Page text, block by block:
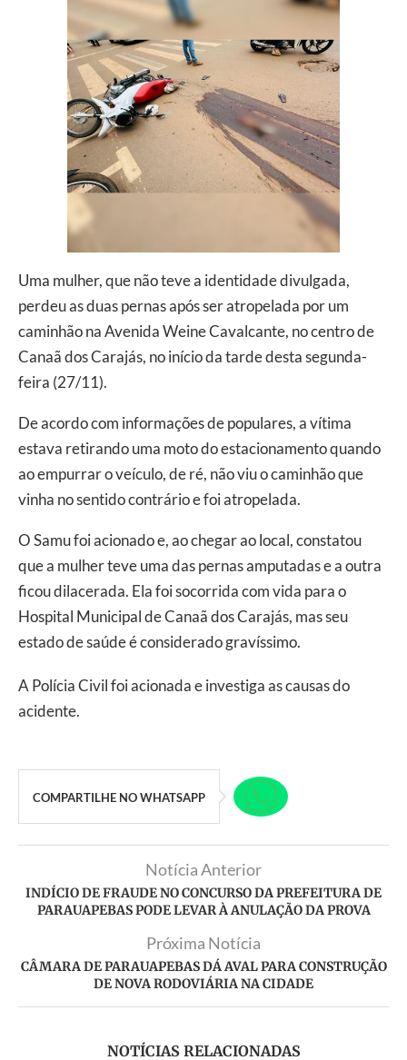
Uma mulher, que não teve a identidade divulgada,
perdeu as duas pernas após ser atropelada por um
caminhão na Avenida Weine Cavalcante, no centro de
Canaã dos Carajás, no início da tarde desta segunda-
feira (27/11).
De acordo com informações de populares, a vítima
estava retirando uma moto do estacionamento quando
ao empurrar o veículo, de ré, não viu o caminhão que
vinha no sentido contrário e foi atropelada.
O Samu foi acionado e, ao chegar ao local, constatou
que a mulher teve uma das pernas amputadas e a outra
ficou dilacerada. Ela foi socorrida com vida para o
Hospital Municipal de Canaã dos Carajás, mas seu
estado de saúde é considerado gravíssimo.
A Polícia Civil foi acionada e investiga as causas do
acidente.
COMPARTILHE NO WHATSAPP
Notícia Anterior
INDÍCIO DE FRAUDE NO CONCURSO DA PREFEITURA DE
PARAUAPEBAS PODE LEVAR À ANULAÇÃO DA PROVA
Próxima Notícia
CÂMARA DE PARAUAPEBAS DÁ AVAL PARA CONSTRUÇÃO
DE NOVA RODOVIÁRIA NA CIDADE
NOTÍCIAS RELACIONADAS